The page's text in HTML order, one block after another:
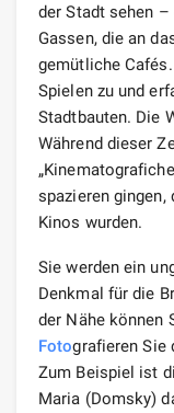
der Stadt sehen
Gassen, die an
gemütliche
Spielen zu und
Stadtbauten. Die
Während dieser
spazieren gingen,
Kinos wurden.
Sie werden ein
Denkmal für die
der Nähe können
Fotografieren Sie
Zum Beispiel ist
Maria (Domsky)